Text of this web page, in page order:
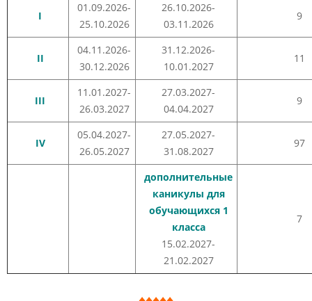
I
01.09.2026-
25.10.2026
26.10.2026-
03.11.2026
9
II
04.11.2026-
30.12.2026
31.12.2026-
10.01.2027
11
III
11.01.2027-
26.03.2027
27.03.2027-
04.04.2027
9
IV
05.04.2027-
26.05.2027
27.05.2027-
31.08.2027
97
дополнительные
каникулы для
обучающихся 1
класса
15.02.2027-
21.02.2027
7